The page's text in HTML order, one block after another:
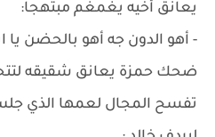
يعانق أخيه يغمغم مبتهجا:
- أهو الدون جه أهو بالحضن يا
ضحك حمزة يعانق شقيقه
تفسح المجال لعمها الذي